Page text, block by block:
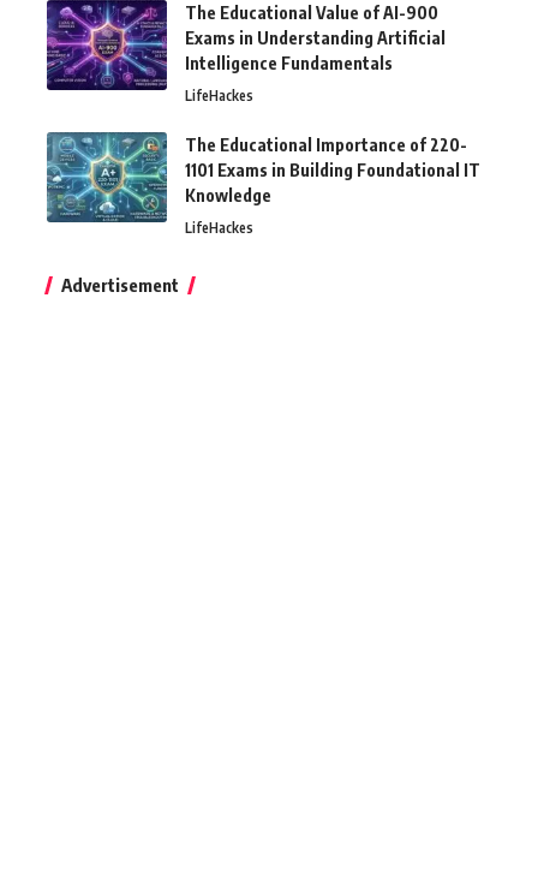
The Educational Value of AI-900
Exams in Understanding Artificial
Intelligence Fundamentals
LifeHackes
The Educational Importance of 220-
1101 Exams in Building Foundational IT
Knowledge
LifeHackes
Advertisement